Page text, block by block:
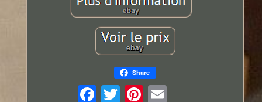
Share